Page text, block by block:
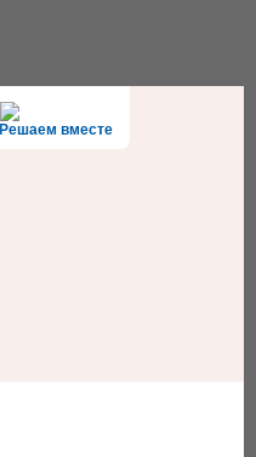
Решаем вместе